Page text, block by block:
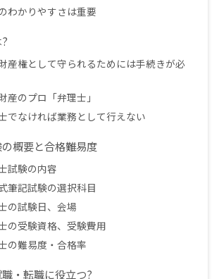
わかりやすさは重要
産権として守られるためには手続きが必
産のプロ「弁理士」
でなければ業務として行えない
概要と合格難易度
試験の内容
筆記試験の選択科目
の試験日、会場
の受験資格、受験費用
の難易度・合格率
・転職に役立つ?